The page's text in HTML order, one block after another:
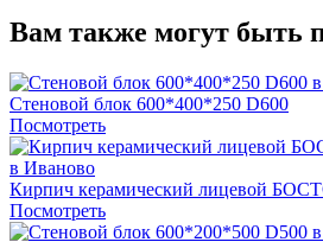
Вам также могут быть
Стеновой блок 600*400*250 D600
Посмотреть
Кирпич керамический лицевой
Посмотреть